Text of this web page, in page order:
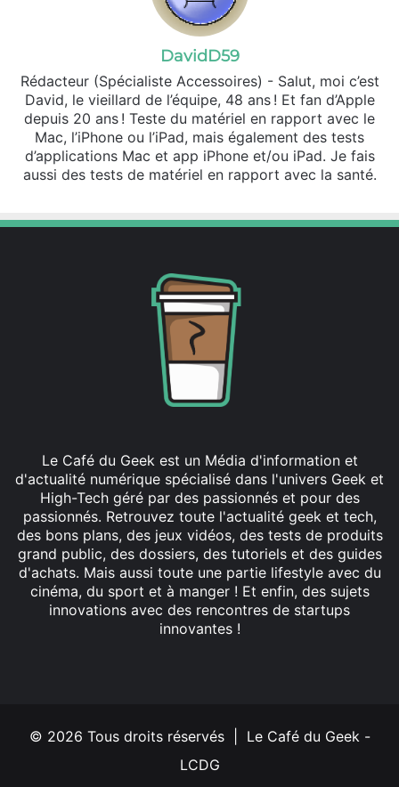
DavidD59
Rédacteur (Spécialiste Accessoires) - Salut, moi c’est
David, le vieillard de l’équipe, 48 ans ! Et fan d’Apple
depuis 20 ans ! Teste du matériel en rapport avec le
Mac, l’iPhone ou l’iPad, mais également des tests
d’applications Mac et app iPhone et/ou iPad. Je fais
aussi des tests de matériel en rapport avec la santé.
Le Café du Geek est un Média d'information et
d'actualité numérique spécialisé dans l'univers Geek et
High-Tech géré par des passionnés et pour des
passionnés. Retrouvez toute l'actualité geek et tech,
des bons plans, des jeux vidéos, des tests de produits
grand public, des dossiers, des tutoriels et des guides
d'achats. Mais aussi toute une partie lifestyle avec du
cinéma, du sport et à manger ! Et enfin, des sujets
innovations avec des rencontres de startups
innovantes !
© 2026 Tous droits réservés | Le Café du Geek -
LCDG